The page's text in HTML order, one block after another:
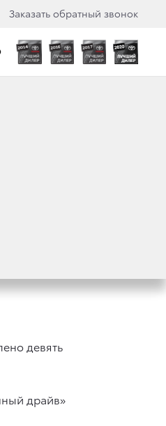
Заказать обратный звонок
девять
драйв»